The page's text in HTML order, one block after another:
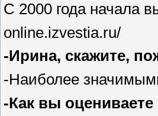
С 2000 года начала
online.izvestia.ru/
-Ирина, скажите,
-Наиболее
-Как вы